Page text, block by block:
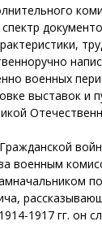
военных
выставок
военным
1917 гг. он